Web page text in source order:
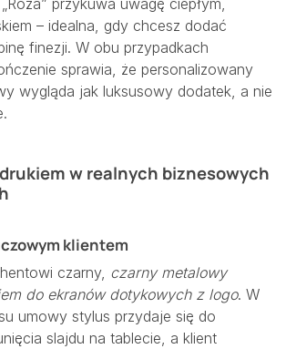
przykuwa uwagę ciepłym,
– idealna, gdy chcesz dodać
finezji. W obu przypadkach
sprawia, że personalizowany
wygląda jak luksusowy dodatek, a nie
w realnych biznesowych
klientem
czarny, czarny metalowy
do ekranów dotykowych z logo. W
umowy stylus przydaje się do
slajdu na tablecie, a klient